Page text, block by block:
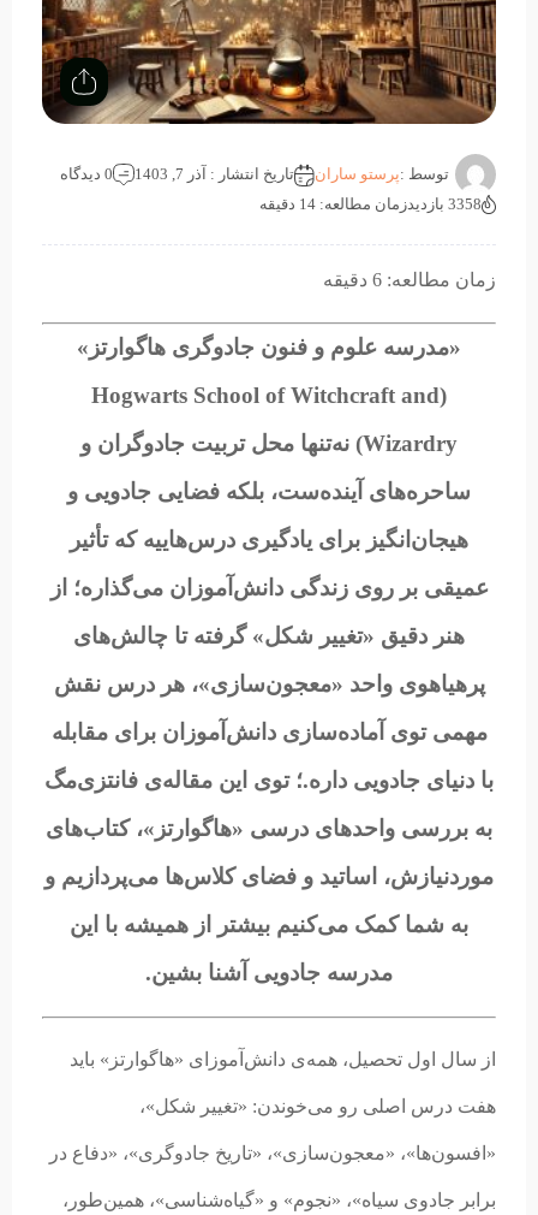
توسط :پرستو ساران تاریخ انتشار : آذر 7, 1403
0 دیدگاه
3358 بازدید
زمان مطالعه: 14 دقیقه
زمان مطالعه: 6 دقیقه
«مدرسه علوم و فنون جادوگری هاگوارتز»
(Hogwarts School of Witchcraft and
Wizardry) نه‌تنها محل تربیت جادوگران و
ساحره‌های آینده‌ست، بلکه فضایی جادویی و
هیجان‌انگیز برای یادگیری درس‌هاییه که تأثیر
عمیقی بر روی زندگی دانش‌آموزان می‌گذاره؛ از
هنر دقیق «تغییر شکل» گرفته تا چالش‌های
پرهیاهوی واحد «معجون‌سازی»، هر درس نقش
مهمی توی آماده‌سازی دانش‌آموزان برای مقابله
با دنیای جادویی داره.؛ توی این مقاله‌ی فانتزی‌مگ
به بررسی واحدهای درسی «هاگوارتز»، کتاب‌های
موردنیازش، اساتید و فضای کلاس‌ها می‌پردازیم و
به شما کمک می‌کنیم بیشتر از همیشه با این
مدرسه جادویی آشنا بشین.
از سال اول تحصیل، همه‌ی دانش‌آموزای «هاگوارتز» باید
هفت درس اصلی رو می‌خوندن: «تغییر شکل»،
«افسون‌ها»، «معجون‌سازی»، «تاریخ جادوگری»، «دفاع در
برابر جادوی سیاه»، «نجوم» و «گیاه‌شناسی»، همین‌طور،